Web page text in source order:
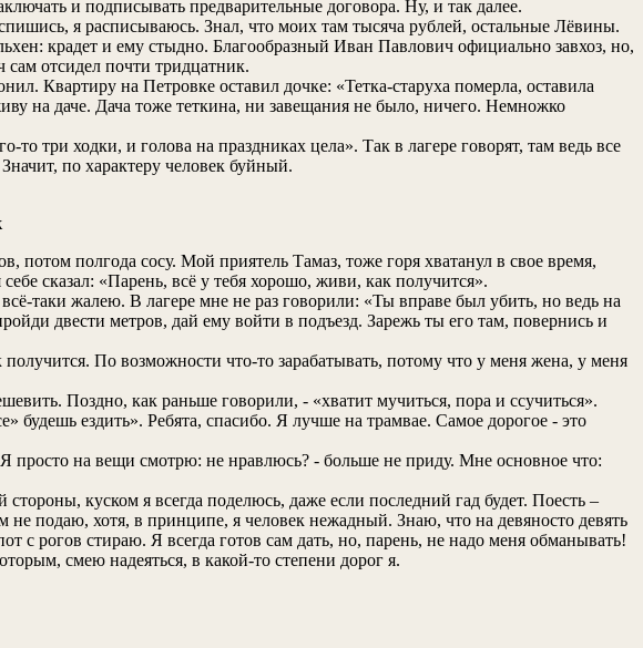
и подписывать предварительные договора. Ну, и так далее.
я расписываюсь. Знал, что моих там тысяча рублей, остальные Лёвины.
крадет и ему стыдно. Благообразный Иван Павлович официально завхоз, но,
отсидел почти тридцатник.
Квартиру на Петровке оставил дочке: «Тетка-старуха померла, оставила
на даче. Дача тоже теткина, ни завещания не было, ничего. Немножко
три ходки, и голова на праздниках цела». Так в лагере говорят, там ведь все
по характеру человек буйный.
потом полгода сосу. Мой приятель Тамаз, тоже горя хватанул в свое время,
сказал: «Парень, всё у тебя хорошо, живи, как получится».
таки жалею. В лагере мне не раз говорили: «Ты вправе был убить, но ведь на
двести метров, дай ему войти в подъезд. Зарежь ты его там, повернись и
По возможности что-то зарабатывать, потому что у меня жена, у меня
Поздно, как раньше говорили, - «хватит мучиться, пора и ссучиться».
будешь ездить». Ребята, спасибо. Я лучше на трамвае. Самое дорогое - это
просто на вещи смотрю: не нравлюсь? - больше не приду. Мне основное что:
куском я всегда поделюсь, даже если последний гад будет. Поесть –
подаю, хотя, в принципе, я человек нежадный. Знаю, что на девяносто девять
с рогов стираю. Я всегда готов сам дать, но, парень, не надо меня обманывать!
смею надеяться, в какой-то степени дорог я.